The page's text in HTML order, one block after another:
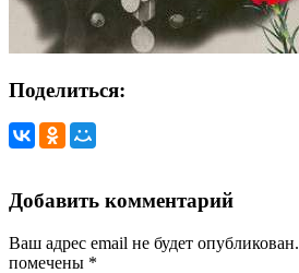
Поделиться:
Добавить комментарий
Ваш адрес email не будет опубликован.
помечены *